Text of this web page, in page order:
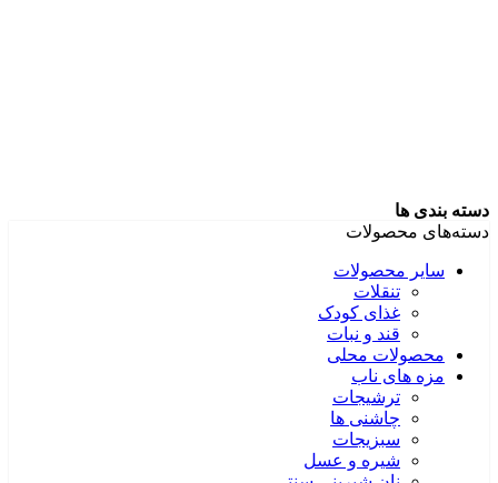
دسته بندی ها
دسته‌های محصولات
سایر محصولات
تنقلات
غذای کودک
قند و نبات
محصولات محلی
مزه های ناب
ترشیجات
چاشنی ها
سبزیجات
شیره و عسل